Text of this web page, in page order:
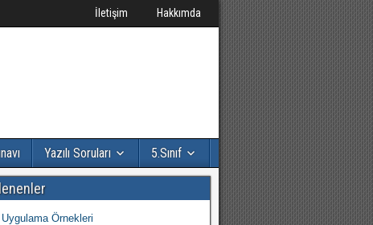
İletişim Hakkımda
Yazılı Soruları 5.Sınıf
Örnekleri